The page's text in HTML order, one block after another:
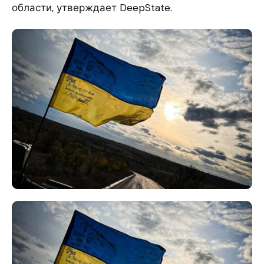
области, утверждает DeepState.